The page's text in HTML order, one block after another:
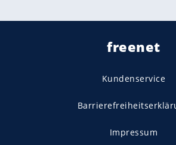
freenet
Kundenservice
Impressum